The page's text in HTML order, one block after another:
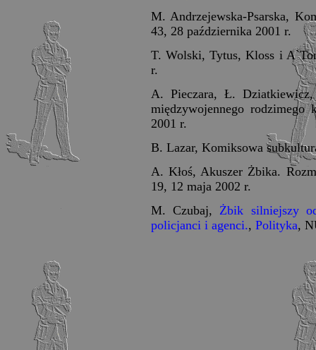
M. Andrzejewska-Psarska,
43, 28 października 2001 r.
T. Wolski, Tytus, Kloss i
r.
A. Pieczara, Ł.
międzywojennego
2001 r.
B. Lazar, Komiksowa
A. Kłoś, Akuszer Żbika.
19, 12 maja 2002 r.
M. Czubaj, Żbik silniejszy
policjanci i agenci., Polityka,